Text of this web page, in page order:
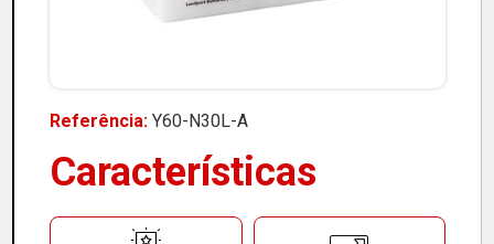
Referência: Y60-N30L-A
Características